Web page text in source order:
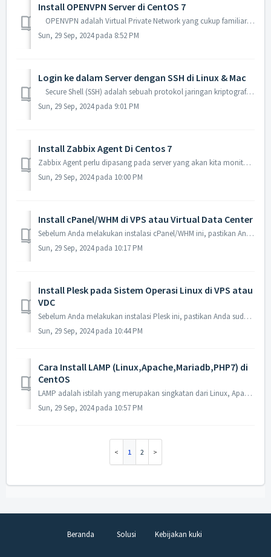
Install OPENVPN Server di CentOS 7
OPENVPN adalah Virtual Private Network yang cukup familiar saat ini karena kehandalannya dalam menjaga kemanan transfer data, serta dapat digunakan pad...
Sun, 29 Sep, 2024 pada 8:52 PM
Login ke dalam Server dengan SSH di Linux & Mac
Secure Shell (SSH) adalah sebuah protokol jaringan kriptografi untuk komunikasi data yang aman dan mengizinkan untuk melakukan perintah dari jarak jauh ...
Sun, 29 Sep, 2024 pada 9:01 PM
Install Zabbix Agent Di Centos 7
Zabbix Agent perlu dipasang pada server yang akan kita monitoring di Zabbix Server. Pastikan sistem operasi yang Anda gunakan adalah Centos 7. Silakan jala...
Sun, 29 Sep, 2024 pada 10:00 PM
Install cPanel/WHM di VPS atau Virtual Data Center
Sebelum Anda melakukan instalasi cPanel/WHM ini, pastikan Anda sudah mengatur host, hostname, dan ip static. Serta memiliki nama domain dan juga memiliki ...
Sun, 29 Sep, 2024 pada 10:17 PM
Install Plesk pada Sistem Operasi Linux di VPS atau
VDC
Sebelum Anda melakukan instalasi Plesk ini, pastikan Anda sudah mengatur host, hostname, dan ip static. Serta memiliki nama domain dan juga memiliki Subscri...
Sun, 29 Sep, 2024 pada 10:44 PM
Cara Install LAMP (Linux,Apache,Mariadb,PHP7) di
CentOS
LAMP adalah istilah yang merupakan singkatan dari Linux, Apache, MySQL, dan Perl/PHP/Phyton. Merupakan sebuah paket perangkat lunak bebas yang digunakan unt...
Sun, 29 Sep, 2024 pada 10:57 PM
1 2
Beranda Solusi Kebijakan kuki